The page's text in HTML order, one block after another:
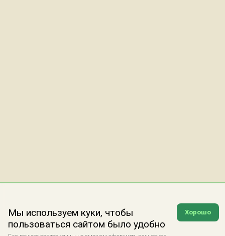
Хорошо
Мы используем куки, чтобы
пользоваться сайтом было удобно